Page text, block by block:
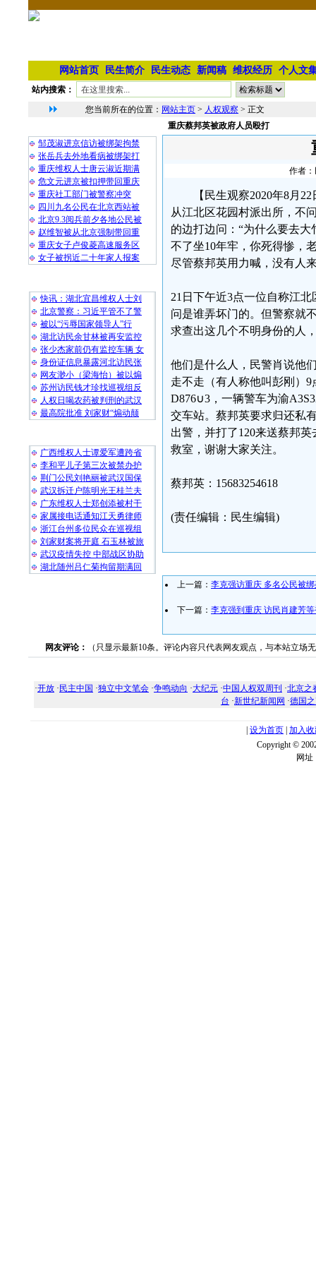
网站首页 民生简介 民生动态 新闻稿 维权经历 个人文
站内搜索：
您当前所在的位置： 网站主页 > 人权观察 > 正文
邹茂淑进京信访被绑架拘禁
张岳兵去外地看病被绑架打
重庆维权人士唐云淑近期满
危文元进京被扣押带回重庆
重庆社工部门被警察冲突
四川九名公民在北京西站被
北京9.3阅兵前夕各地公民被
赵维智被从北京强制带回重
重庆女子卢俊菱高速服务区
女子被拐近二十年家人报案
快讯：湖北宜昌维权人士刘
北京警察：习近平管不了警
被以“污辱国家领导人”行
湖北访民余甘林被再安监控
张少杰家前仍有监控车辆 女
身份证信息暴露河北访民张
网友渺小（梁海怡）被以煽
苏州访民钱才珍找巡视组反
人权日喝农药被判刑的武汉
最高院批准 刘家财“煽动颠
广西维权人士谭爱军遭跨省
李和平儿子第三次被禁办护
荆门公民刘艳丽被武汉国保
武汉拆迁户陈明光王桂兰夫
广东维权人士郑创添被村干
家属接电话通知江天勇律师
浙江台州多位民众在巡视组
刘家财案将开庭 石玉林被旅
武汉疫情失控 中部战区协助
湖北随州吕仁菊拘留期满回
重庆蔡邦英被政府人员殴打
作者：
【民生观察2020年8月
从江北区花园村派出所，不
的边打边问：“为什么要去
不了坐10年牢，你死得惨，
尽管蔡邦英用力喊，没有人
21日下午近3点一位自称江
问是谁弄坏门的。但警察就
求查出这几个不明身份的人
他们是什么人，民警肖说他
走不走（有人称他叫彭刚）
D876∪3，一辆警车为渝
交车站。蔡邦英要求归还私
出警，并打了120来送蔡邦
救室，谢谢大家关注。
蔡邦英：15683254618
(责任编辑：民生编辑)
上一篇： 李克强访重庆 多名公民被
下一篇： 李克强到重庆 访民肖建芳
网友评论： （只显示最新10条。评论内容只代表网友观点，与本站立场
·开放 · 民主中国 ·独立中文笔会 ·争鸣动向 ·大纪元 ·中国人权双周刊 ·北京之
台 ·新世纪新闻网 ·德国
设为首页 加入
Copyright ©
网址